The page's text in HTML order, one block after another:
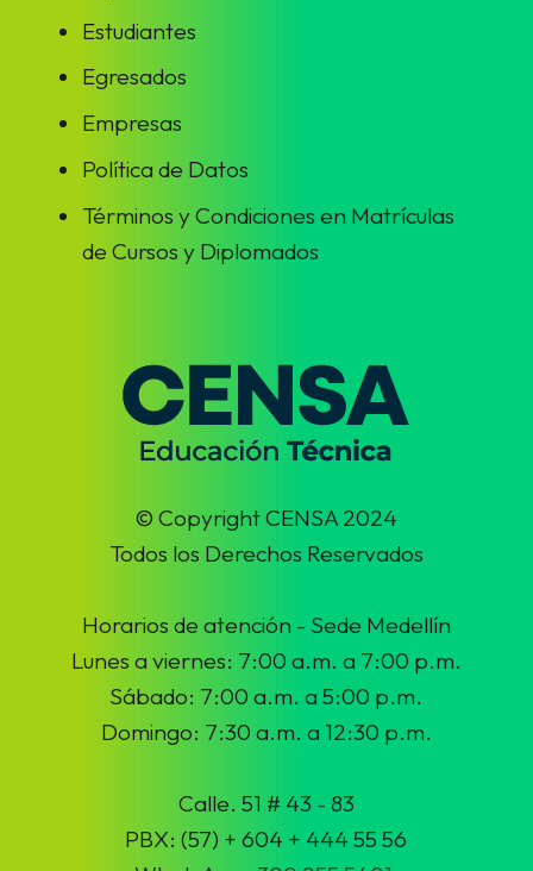
Estudiantes
Egresados
Empresas
Política de Datos
Términos y Condiciones en Matrículas
de Cursos y Diplomados
© Copyright CENSA 2024
Todos los Derechos Reservados
Horarios de atención - Sede Medellín
Lunes a viernes: 7:00 a.m. a 7:00 p.m.
Sábado: 7:00 a.m. a 5:00 p.m.
Domingo: 7:30 a.m. a 12:30 p.m.
Calle. 51 # 43 - 83
PBX: (57) + 604 + 444 55 56